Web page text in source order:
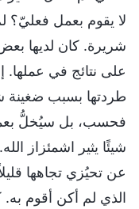
لا يقوم بعمل فعليّ؟
شريرة. كان لديها
على نتائج في عملها.
طردتها بسبب ضغينة
فحسب، بل سيُخلُّ
شيئًا يثير اشمئزاز
عن تحيُزي تجاهها
الذي لم أكن أقوم